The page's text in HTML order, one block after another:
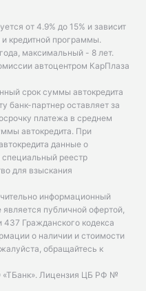
от 4.9% до 15% и зависит
кредитной программы.
максимальный - 8 лет.
автоцентром КарПлаза
срок суммы автокредита
банк-партнер оставляет за
платежа в среднем
автокредита. При
данные о
реестр
для взыскания
информационный
является публичной офертой,
Гражданского кодекса
о наличии и стоимости
обращайтесь к
Лицензия ЦБ РФ №